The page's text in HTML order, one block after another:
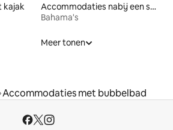
kajak
Accommodaties nabij een strand
Bahama's
Meer tonen
Accommodaties met bubbelbad